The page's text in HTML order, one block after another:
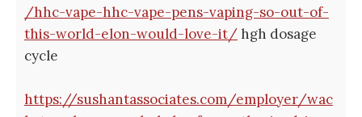
/hhc-vape-hhc-vape-pens-vaping-so-out-of-
this-world-elon-would-love-it/hgh dosage
cycle
https://sushantassociates.com/employer/wac